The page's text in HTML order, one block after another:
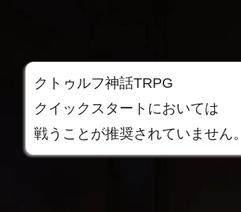
クトゥルフ神話TRPG
クイックスタートにおいては
戦うことが推奨されていません。